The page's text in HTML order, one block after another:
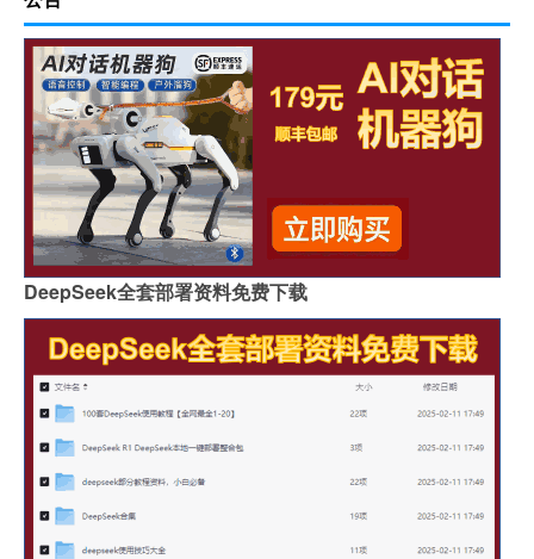
DeepSeek全套部署资料免费下载